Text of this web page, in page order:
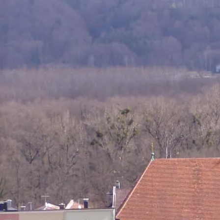
Wandern & Gipfelglück
Radfahren &
Mountainbiken
Chiemsee &
Aktivitäten für die Familie
Winter
Golfen
&
Orte